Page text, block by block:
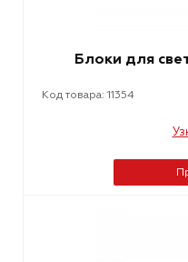
Блоки для
Код товара: 11354